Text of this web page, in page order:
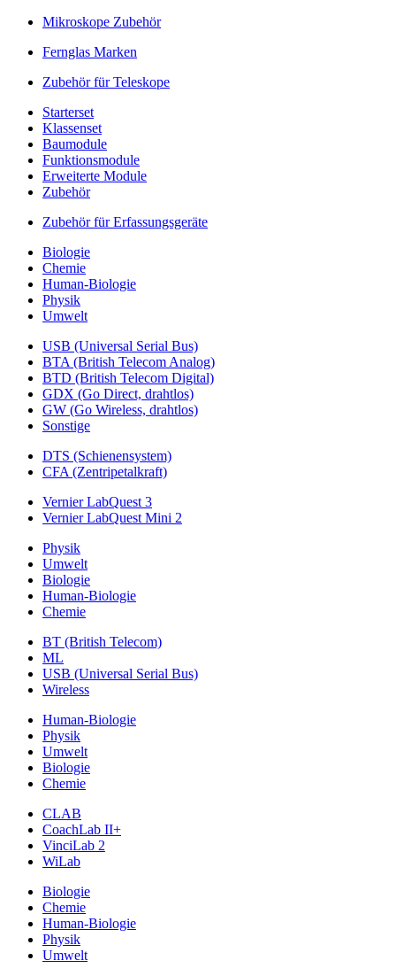
Mikroskope Zubehör
Fernglas Marken
Zubehör für Teleskope
Starterset
Klassenset
Baumodule
Funktionsmodule
Erweiterte Module
Zubehör
Zubehör für Erfassungsgeräte
Biologie
Chemie
Human-Biologie
Physik
Umwelt
USB (Universal Serial Bus)
BTA (British Telecom Analog)
BTD (British Telecom Digital)
GDX (Go Direct, drahtlos)
GW (Go Wireless, drahtlos)
Sonstige
DTS (Schienensystem)
CFA (Zentripetalkraft)
Vernier LabQuest 3
Vernier LabQuest Mini 2
Physik
Umwelt
Biologie
Human-Biologie
Chemie
BT (British Telecom)
ML
USB (Universal Serial Bus)
Wireless
Human-Biologie
Physik
Umwelt
Biologie
Chemie
CLAB
CoachLab II+
VinciLab 2
WiLab
Biologie
Chemie
Human-Biologie
Physik
Umwelt